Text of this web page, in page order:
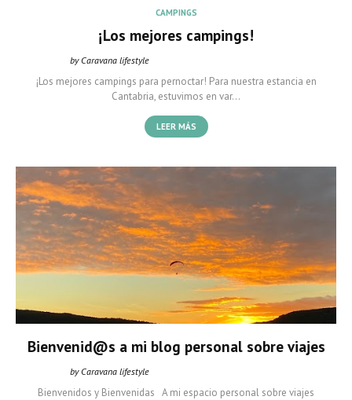
CAMPINGS
¡Los mejores campings!
by Caravana lifestyle
¡Los mejores campings para pernoctar! Para nuestra estancia en
Cantabria, estuvimos en var…
LEER MÁS
Bienvenid@s a mi blog personal sobre viajes
by Caravana lifestyle
Bienvenidos y Bienvenidas A mi espacio personal sobre viajes